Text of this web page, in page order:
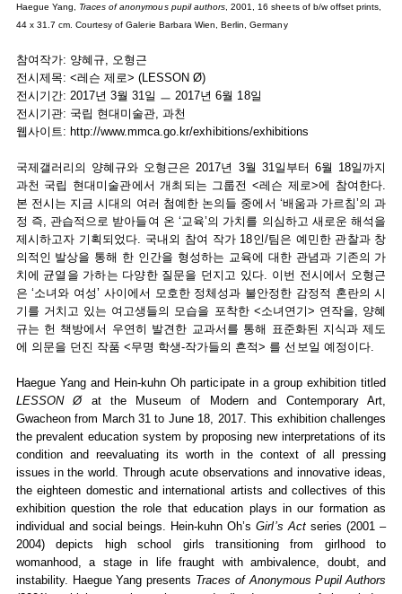
Haegue Yang, Traces of anonymous pupil authors , 2001, 16 sheets of b/w offset prints,
44 x 31.7 cm. Courtesy of Galerie Barbara Wien, Berlin, Germany
참여작가: 양혜규, 오형근
전시제목: <레슨 제로> (LESSON Ø)
전시기간: 2017년 3월 31일 ㅡ 2017년 6월 18일
전시기관: 국립 현대미술관, 과천
웹사이트: http://www.mmca.go.kr/exhibitions/exhibitions
국제갤러리의 양혜규와 오형근은 2017년 3월 31일부터 6월 18일까지
과천 국립 현대미술관에서 개최되는 그룹전 <레슨 제로>에 참여한다.
본 전시는 지금 시대의 여러 첨예한 논의들 중에서 ‘배움과 가르침’의 과
정 즉, 관습적으로 받아들여 온 ‘교육’의 가치를 의심하고 새로운 해석을
제시하고자 기획되었다. 국내외 참여 작가 18인/팀은 예민한 관찰과 창
의적인 발상을 통해 한 인간을 형성하는 교육에 대한 관념과 기존의 가
치에 균열을 가하는 다양한 질문을 던지고 있다. 이번 전시에서 오형근
은 ‘소녀와 여성’ 사이에서 모호한 정체성과 불안정한 감정적 혼란의 시
기를 거치고 있는 여고생들의 모습을 포착한 <소녀연기> 연작을, 양혜
규는 헌 책방에서 우연히 발견한 교과서를 통해 표준화된 지식과 제도
에 의문을 던진 작품 <무명 학생-작가들의 흔적> 를 선보일 예정이다.
Haegue Yang and Hein-kuhn Oh participate in a group exhibition titled
LESSON Øat the Museum of Modern and Contemporary Art,
Gwacheon from March 31 to June 18, 2017. This exhibition challenges
the prevalent education system by proposing new interpretations of its
condition and reevaluating its worth in the context of all pressing
issues in the world. Through acute observations and innovative ideas,
the eighteen domestic and international artists and collectives of this
exhibition question the role that education plays in our formation as
individual and social beings. Hein-kuhn Oh’sGirl’s Actseries (2001 –
2004) depicts high school girls transitioning from girlhood to
womanhood, a stage in life fraught with ambivalence, doubt, and
instability. Haegue Yang presents Traces of Anonymous Pupil Authors